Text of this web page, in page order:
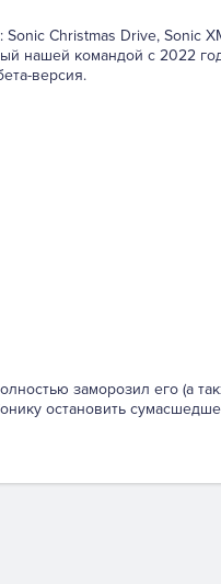
Christmas Drive, Sonic
нашей командой с 2022
версия.
заморозил его (а
остановить